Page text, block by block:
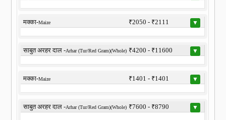
मक्का-Maize ₹2050 - ₹2111 ▼
साबुत अरहर दाल -Arhar (Tur/Red Gram)(Whole) ₹4200 - ₹11600 ▼
मक्का-Maize ₹1401 - ₹1401 ▼
साबुत अरहर दाल -Arhar (Tur/Red Gram)(Whole) ₹7600 - ₹8790 ▼